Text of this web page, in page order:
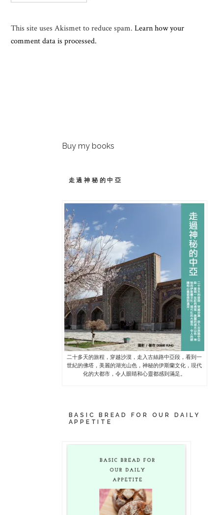
This site uses Akismet to reduce spam.Learn how your
comment data is processed.
Buy my books
走過神秘的中亞
二十多天的旅程，穿越沙漠，走入古絲路中亞段，看到一
世紀的佛塔，美麗的湖光山色，神秘的伊斯蘭文化，現代
化的大都市，令人眼睛和心靈都感到滿足。
BASIC BREAD FOR OUR DAILY
APPETITE